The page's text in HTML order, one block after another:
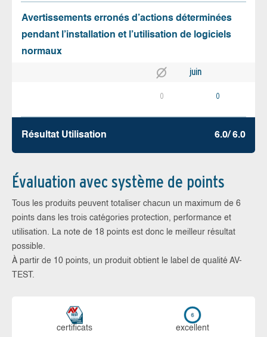
Avertissements erronés d’actions déterminées
pendant l’installation et l’utilisation de logiciels
normaux
juin
0 0
Résultat Utilisation 6.0/ 6.0
Évaluation avec système de points
Tous les produits peuvent totaliser chacun un maximum de 6
points dans les trois catégories protection, performance et
utilisation. La note de 18 points est donc le meilleur résultat
possible.
À partir de 10 points, un produit obtient le label de qualité AV-
TEST.
certi­ficats ex­cellent